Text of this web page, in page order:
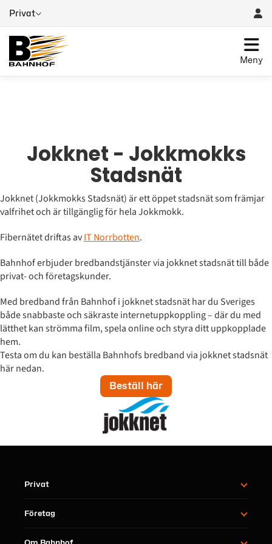
Privat
Meny
Jokknet - Jokkmokks
Stadsnät
Jokknet (Jokkmokks Stadsnät) är ett öppet stadsnät som främjar
valfrihet och är tillgänglig för hela Jokkmokk.
Fibernätet driftas avIT Norrbotten.
Bahnhof erbjuder bredbandstjänster via jokknet stadsnät till både
privat- och företagskunder.
Med bredband från Bahnhof i jokknet stadsnät har du Sveriges
både snabbaste och säkraste internetuppkoppling – där du med
lätthet kan strömma film, spela online och styra ditt uppkopplade
hem.
Testa om du kan beställa Bahnhofs bredband via jokknet stadsnät
här nedan.
Beställ här
Privat
Företag